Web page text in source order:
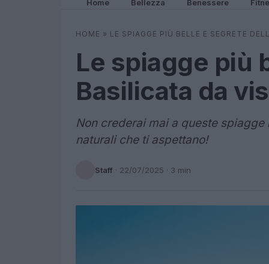
Home Bellezza Benessere
HOME » LE SPIAGGE PIÙ BELLE E SEGRETE
Le spiagge più
Basilicata da
Non crederai mai a queste
naturali che ti aspettano!
Staff · 22/07/2025 · 3 min